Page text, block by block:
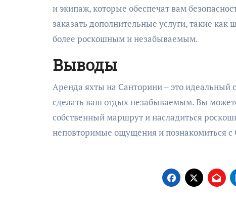
и экипаж, которые обеспечат вам
заказать дополнительные услуги, такие
более роскошным и незабываемым.
Выводы
Аренда яхты на Санторини – это идеальный
сделать ваш отдых незабываемым. Вы
собственный маршрут и насладиться
неповторимые ощущения и познакомиться